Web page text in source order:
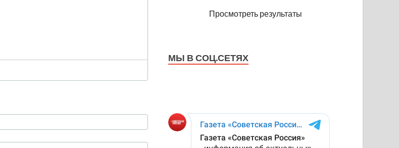
Просмотреть результаты
МЫ В СОЦ.СЕТЯХ